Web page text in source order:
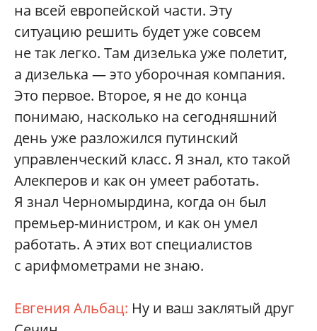
на всей европейской части. Эту
ситуацию решить будет уже совсем
не так легко. Там дизелька уже полетит,
а дизелька — это уборочная компания.
Это первое. Второе, я не до конца
понимаю, насколько на сегодняшний
день уже разложился путинский
управленческий класс. Я знал, кто такой
Алекперов и как он умеет работать.
Я знал Черномырдина, когда он был
премьер-министром, и как он умел
работать. А этих вот специалистов
с арифмометрами не знаю.
Евгения Альбац: Ну и ваш заклятый друг